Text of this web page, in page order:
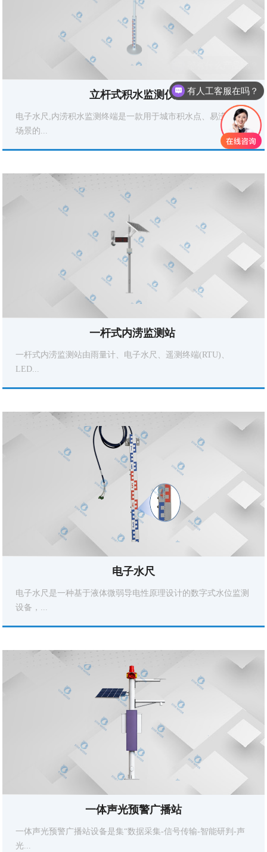
立杆式积水监测仪
电子水尺,内涝积水监测终端是一款用于城市积水点、易涝点等
场景的...
一杆式内涝监测站
一杆式内涝监测站由雨量计、电子水尺、遥测终端(RTU)、
LED...
电子水尺
电子水尺是一种基于液体微弱导电性原理设计的数字式水位监测
设备，...
一体声光预警广播站
一体声光预警广播站设备是集“数据采集-信号传输-智能研判-声
光...
有人工客服在吗？